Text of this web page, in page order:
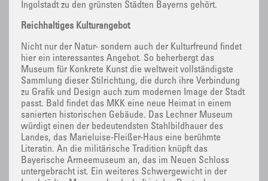
Ingolstadt zu den grünsten Städten Bayerns gehört.
Reichhaltiges Kulturangebot
Nicht nur der Natur- sondern auch der Kulturfreund findet
hier ein interessantes Angebot. So beherbergt das
Museum für Konkrete Kunst die weltweit vollständigste
Sammlung dieser Stilrichtung, die durch ihre Verbindung
zu Grafik und Design auch zum modernen Image der Stadt
passt. Bald findet das MKK eine neue Heimat in einem
sanierten historischen Gebäude. Das Lechner Museum
würdigt einen der bedeutendsten Stahlbildhauer des
Landes, das Marieluise-Fleißer-Haus eine berühmte
Literatin. An die militärische Tradition knüpft das
Bayerische Armeemuseum an, das im Neuen Schloss
untergebracht ist. Ein weiteres Schwergewicht in der